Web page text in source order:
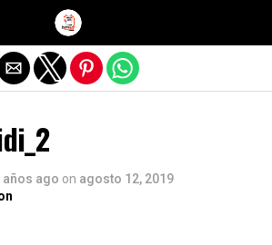
años ago on agosto 12, 2019
de la versión móvil